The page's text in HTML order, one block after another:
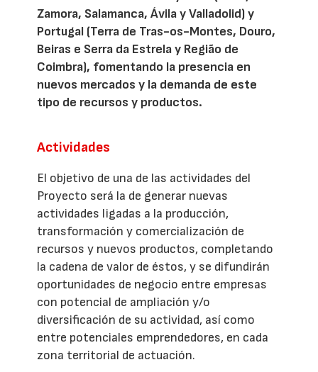
Zamora, Salamanca, Ávila y Valladolid) y
Portugal (Terra de Tras-os-Montes, Douro,
Beiras e Serra da Estrela y Região de
Coimbra), fomentando la presencia en
nuevos mercados y la demanda de este
tipo de recursos y productos.
Actividades
El objetivo de una de las actividades del
Proyecto será la de generar nuevas
actividades ligadas a la producción,
transformación y comercialización de
recursos y nuevos productos, completando
la cadena de valor de éstos, y se difundirán
oportunidades de negocio entre empresas
con potencial de ampliación y/o
diversificación de su actividad, así como
entre potenciales emprendedores, en cada
zona territorial de actuación.